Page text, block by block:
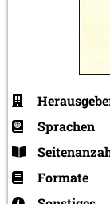
Sprachen
Formate